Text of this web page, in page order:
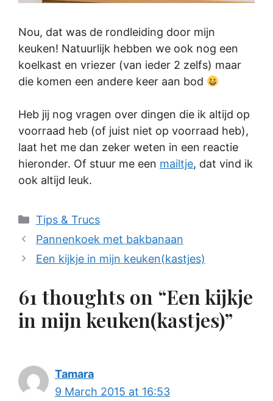
Nou, dat was de rondleiding door mijn
keuken! Natuurlijk hebben we ook nog een
koelkast en vriezer (van ieder 2 zelfs) maar
die komen een andere keer aan bod
Heb jij nog vragen over dingen die ik altijd op
voorraad heb (of juist niet op voorraad heb),
laat het me dan zeker weten in een reactie
hieronder. Of stuur me een mailtje, dat vind ik
ook altijd leuk.
Categories
Tips & Trucs
Pannenkoek met bakbanaan
Een kijkje in mijn keuken(kastjes)
61 thoughts on “Een kijkje
in mijn keuken(kastjes)”
Tamara
9 March 2015 at 16:53